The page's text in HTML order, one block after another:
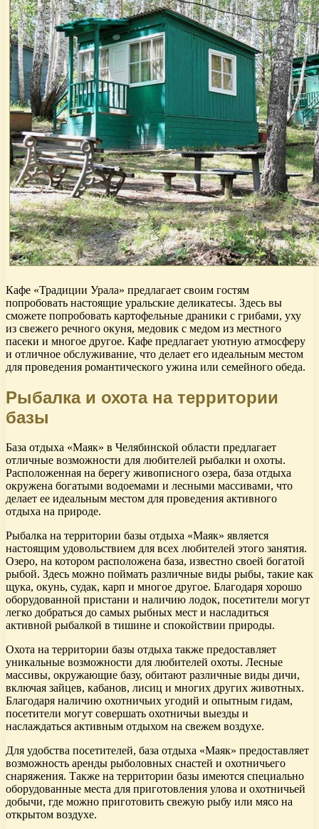
Кафе «Традиции Урала» предлагает своим гостям
попробовать настоящие уральские деликатесы. Здесь вы
сможете попробовать картофельные драники с грибами, уху
из свежего речного окуня, медовик с медом из местного
пасеки и многое другое. Кафе предлагает уютную атмосферу
и отличное обслуживание, что делает его идеальным местом
для проведения романтического ужина или семейного обеда.
Рыбалка и охота на территории
базы
База отдыха «Маяк» в Челябинской области предлагает
отличные возможности для любителей рыбалки и охоты.
Расположенная на берегу живописного озера, база отдыха
окружена богатыми водоемами и лесными массивами, что
делает ее идеальным местом для проведения активного
отдыха на природе.
Рыбалка на территории базы отдыха «Маяк» является
настоящим удовольствием для всех любителей этого занятия.
Озеро, на котором расположена база, известно своей богатой
рыбой. Здесь можно поймать различные виды рыбы, такие как
щука, окунь, судак, карп и многое другое. Благодаря хорошо
оборудованной пристани и наличию лодок, посетители могут
легко добраться до самых рыбных мест и насладиться
активной рыбалкой в тишине и спокойствии природы.
Охота на территории базы отдыха также предоставляет
уникальные возможности для любителей охоты. Лесные
массивы, окружающие базу, обитают различные виды дичи,
включая зайцев, кабанов, лисиц и многих других животных.
Благодаря наличию охотничьих угодий и опытным гидам,
посетители могут совершать охотничьи выезды и
наслаждаться активным отдыхом на свежем воздухе.
Для удобства посетителей, база отдыха «Маяк» предоставляет
возможность аренды рыболовных снастей и охотничьего
снаряжения. Также на территории базы имеются специально
оборудованные места для приготовления улова и охотничьей
добычи, где можно приготовить свежую рыбу или мясо на
открытом воздухе.